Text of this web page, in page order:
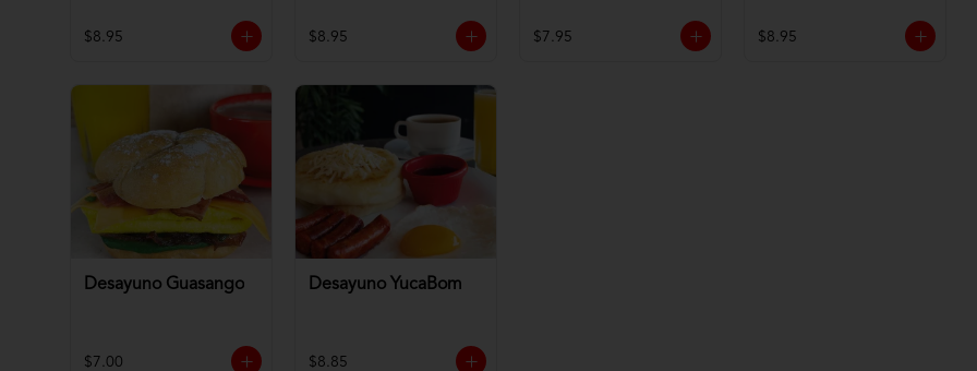
$8.95 $8.95 $7.95 $8.95
Desayuno Guasango
$7.00
Desayuno YucaBom
$8.85